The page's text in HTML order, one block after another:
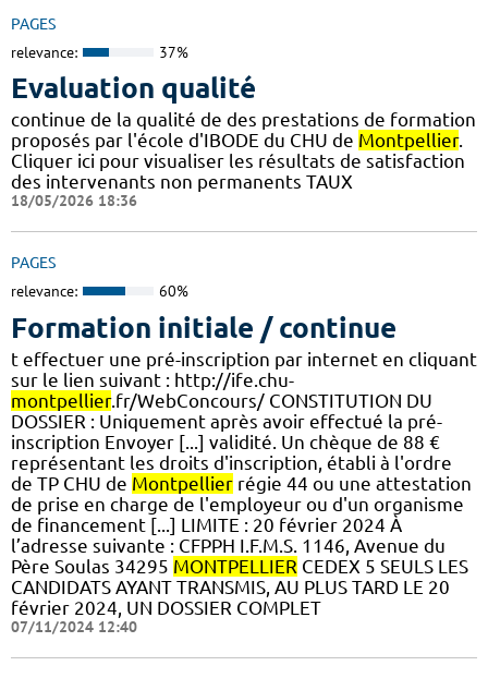
PAGES
relevance: 37%
Evaluation qualité
continue de la qualité de des prestations de formation
proposés par l'école d'IBODE du CHU de Montpellier.
Cliquer ici pour visualiser les résultats de satisfaction
des intervenants non permanents TAUX
18/05/2026 18:36
PAGES
relevance: 60%
Formation initiale / continue
t effectuer une pré-inscription par internet en cliquant
sur le lien suivant : http://ife.chu-
montpellier.fr/WebConcours/ CONSTITUTION DU
DOSSIER : Uniquement après avoir effectué la pré-
inscription Envoyer [...] validité. Un chèque de 88 €
représentant les droits d'inscription, établi à l'ordre
de TP CHU de Montpellier régie 44 ou une attestation
de prise en charge de l'employeur ou d'un organisme
de financement [...] LIMITE : 20 février 2024 À
l’adresse suivante : CFPPH I.F.M.S. 1146, Avenue du
Père Soulas 34295 MONTPELLIER CEDEX 5 SEULS LES
CANDIDATS AYANT TRANSMIS, AU PLUS TARD LE 20
février 2024, UN DOSSIER COMPLET
07/11/2024 12:40